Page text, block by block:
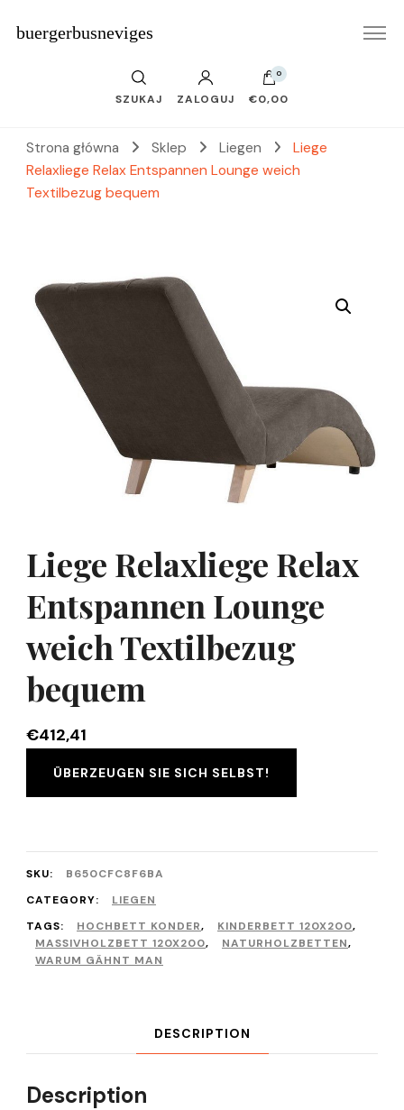
buergerbusneviges
SZUKAJ ZALOGUJ
0
€0,00
Strona główna Sklep Liegen
Liege
Relaxliege Relax Entspannen Lounge weich
Textilbezug bequem
Liege Relaxliege Relax
Entspannen Lounge
weich Textilbezug
bequem
€412,41
ÜBERZEUGEN SIE SICH SELBST!
SKU:
B650CFC8F6BA
CATEGORY:
LIEGEN
TAGS:
HOCHBETT KONDER, KINDERBETT 120X200,
MASSIVHOLZBETT 120X200, NATURHOLZBETTEN,
WARUM GÄHNT MAN
DESCRIPTION
Description